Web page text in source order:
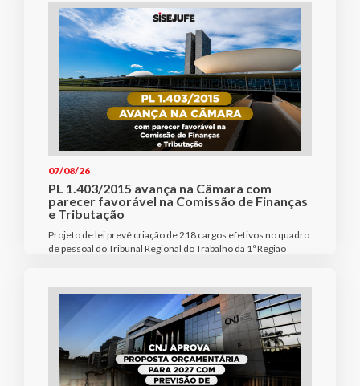
07/08/26
PL 1.403/2015 avança na Câmara com
parecer favorável na Comissão de Finanças
e Tributação
Projeto de lei prevê criação de 218 cargos efetivos no quadro
de pessoal do Tribunal Regional do Trabalho da 1ª Região